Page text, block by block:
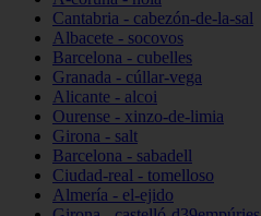
Cantabria - cabezón-de-la-sal
Albacete - socovos
Barcelona - cubelles
Granada - cúllar-vega
Alicante - alcoi
Ourense - xinzo-de-limia
Girona - salt
Barcelona - sabadell
Ciudad-real - tomelloso
Almería - el-ejido